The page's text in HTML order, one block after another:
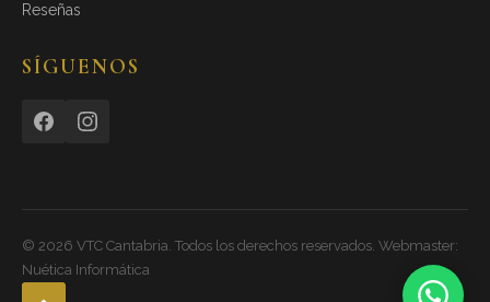
Reseñas
SÍGUENOS
© 2026 VTC Cantabria. Todos los derechos reservados. Webmaster:
Nuética Informática
Gestionar consentimiento
Para ofrecer las mejores experiencias utilizamos cookies
dispositivo.
Ver preferencias